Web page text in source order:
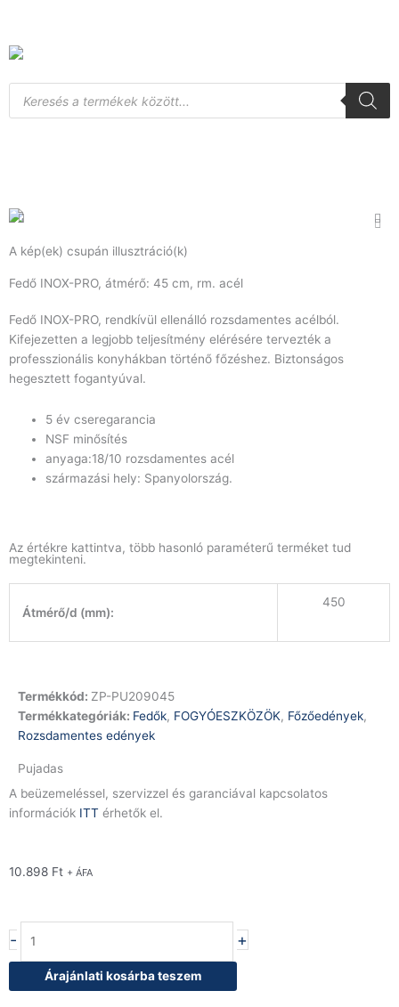
content
Products
search
A kép(ek) csupán illusztráció(k)
Fedő INOX-PRO, átmérő: 45 cm, rm. acél
Fedő INOX-PRO, rendkívül ellenálló rozsdamentes acélból.
Kifejezetten a legjobb teljesítmény elérésére tervezték a
professzionális konyhákban történő főzéshez. Biztonságos
hegesztett fogantyúval.
5 év cseregarancia
NSF minősítés
anyaga:18/10 rozsdamentes acél
származási hely: Spanyolország.
Az értékre kattintva, több hasonló paraméterű terméket tud
megtekinteni.
Átmérő/d (mm):
450
Termékkód: ZP-PU209045
Termékkategóriák: Fedők, FOGYÓESZKÖZÖK, Főzőedények,
Rozsdamentes edények
Pujadas
A beüzemeléssel, szervizzel és garanciával kapcsolatos
információk ITT érhetők el.
10.898 Ft + ÁFA
-
INOX-
átmérő:
+
Árajánlati kosárba teszem